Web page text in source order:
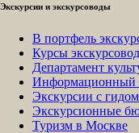
Экскурсии и экскурсоводы
В портфель
Курсы
Департамент
Информационный
Экскурсии с гидом
Экскурсионные
Туризм в Москве